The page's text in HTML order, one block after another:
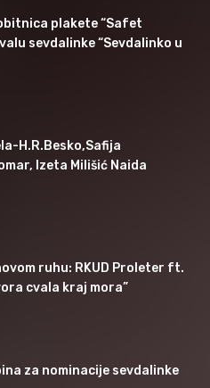
plakete “Safet
sevdalinke “Sevdalinko u
H.R.Besko,Safija
Izeta Milišić Naida
ruhu: RKUD Proleter ft.
cvala kraj mora”
za nominacije sevdalinke